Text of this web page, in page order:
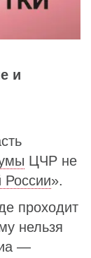
и
ЦЧР не
России».
проходит
нельзя
—